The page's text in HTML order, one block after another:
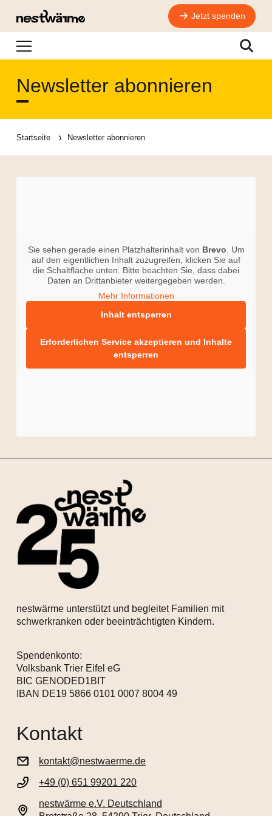
Jetzt spenden
Navigation Suche
Newsletter abonnieren
Startseite Newsletter abonnieren
Sie sehen gerade einen Platzhalterinhalt von Brevo . Um
auf den eigentlichen Inhalt zuzugreifen, klicken Sie auf
die Schaltfläche unten. Bitte beachten Sie, dass dabei
Daten an Drittanbieter weitergegeben werden.
Mehr Informationen
Inhalt entsperren
Erforderlichen Service akzeptieren und Inhalte
entsperren
nestwärme unterstützt und begleitet Familien mit
schwerkranken oder beeinträchtigten Kindern.
Spendenkonto:
Volksbank Trier Eifel eG
BIC GENODED1BIT
IBAN DE19 5866 0101 0007 8004 49
Kontakt
kontakt@nestwaerme.de
+49 (0) 651 99201 220
nestwärme e.V. Deutschland